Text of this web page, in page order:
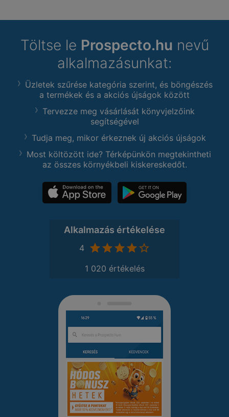
Töltse le Prospecto.hu nevű
alkalmazásunkat:
Üzletek szűrése kategória szerint, és böngészés
a termékek és a akciós újságok között
Tervezze meg vásárlását könyvjelzőink
segítségével
Tudja meg, mikor érkeznek új akciós újságok
Most költözött ide? Térképünkön megtekintheti
az összes környékbeli kiskereskedőt.
Alkalmazás értékelése
4
1 020 értékelés